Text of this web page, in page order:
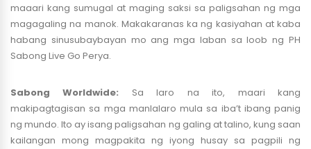
maaari kang sumugal at maging saksi sa paligsahan ng mga
magagaling na manok. Makakaranas ka ng kasiyahan at kaba
habang sinusubaybayan mo ang mga laban sa loob ng PH
Sabong Live Go Perya.
Sabong Worldwide: Sa laro na ito, maari kang
makipagtagisan sa mga manlalaro mula sa iba’t ibang panig
ng mundo. Ito ay isang paligsahan ng galing at talino, kung saan
kailangan mong magpakita ng iyong husay sa pagpili ng